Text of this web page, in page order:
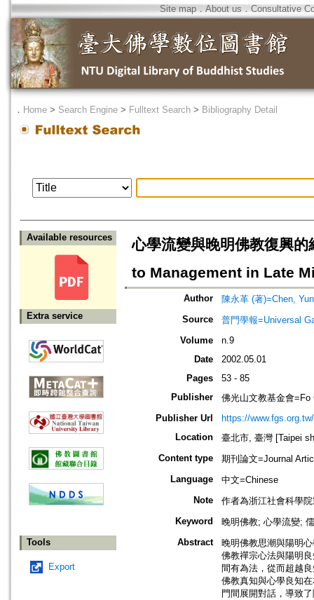
Site map．About us ． Consultative
． Home > Search Engine > Fulltext Search > Bibliography Detail
Available resources
Extra service
Tools
Export
心學流變與晚明佛教復興
to Management in Late
Author
陳永革 (著)=Chen,
Source
普門學報=Universal
Volume
n.9
Date
2002.05.01
Pages
53 - 85
Publisher
佛光山文教基金會
Publisher Url
https://www.fgs.org.tw/
Location
臺北市, 臺灣 [Taipei
Content type
期刊論文=Journal
Language
中文=Chinese
Note
作者為浙江社會科學
Keyword
晚明佛教; 心學流變;
Abstract
晚明佛教思潮與陽明
佛教禪宗心法與陽明
間有為法，從而超越
佛教真知與心學良知
門間展開對話，導致